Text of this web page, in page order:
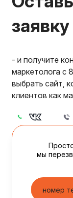
заявку
- и получите
маркетолога с
выбрать сайт,
клиентов как
мы